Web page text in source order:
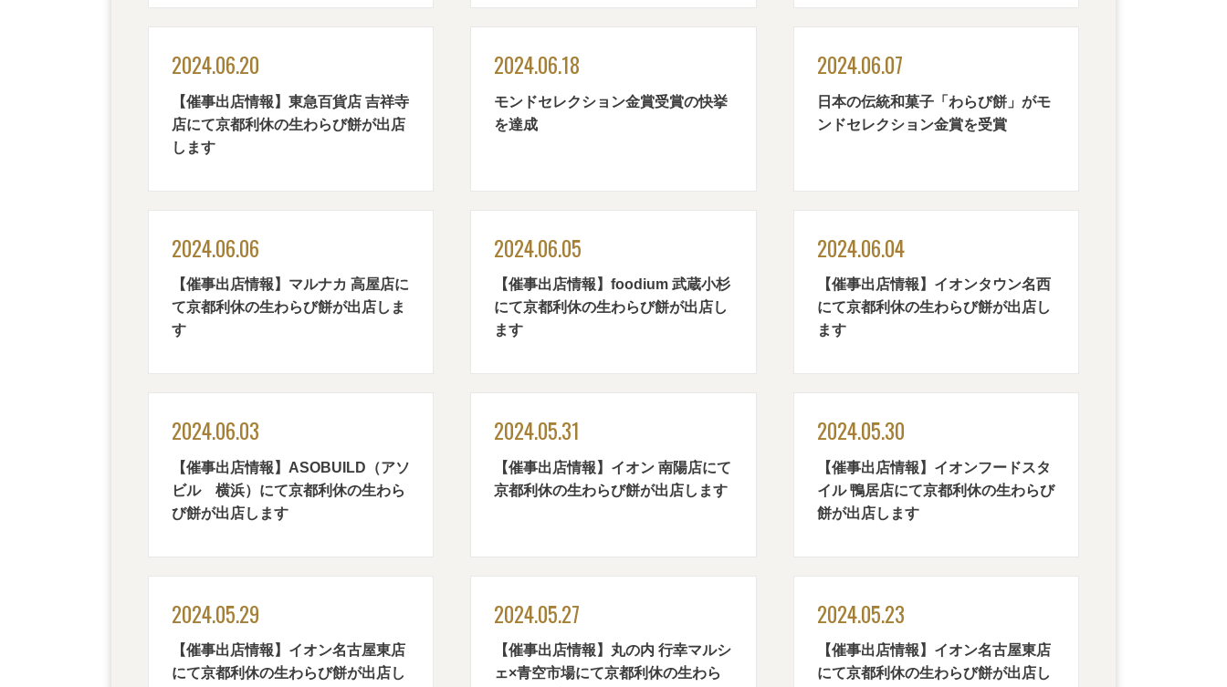
2024.06.20
【催事出店情報】東急百貨店 吉祥寺
店にて京都利休の生わらび餅が出店
します
2024.06.18
モンドセレクション金賞受賞の快挙
を達成
2024.06.07
日本の伝統和菓子「わらび餅」がモ
ンドセレクション金賞を受賞
2024.06.06
【催事出店情報】マルナカ 高屋店に
て京都利休の生わらび餅が出店しま
す
2024.06.05
【催事出店情報】foodium 武蔵小杉
にて京都利休の生わらび餅が出店し
ます
2024.06.04
【催事出店情報】イオンタウン名西
にて京都利休の生わらび餅が出店し
ます
2024.06.03
【催事出店情報】ASOBUILD（アソ
ビル 横浜）にて京都利休の生わら
び餅が出店します
2024.05.31
【催事出店情報】イオン 南陽店にて
京都利休の生わらび餅が出店します
2024.05.30
【催事出店情報】イオンフードスタ
イル 鴨居店にて京都利休の生わらび
餅が出店します
2024.05.29
【催事出店情報】イオン名古屋東店
にて京都利休の生わらび餅が出店し
2024.05.27
【催事出店情報】丸の内 行幸マルシ
ェ×青空市場にて京都利休の生わら
2024.05.23
【催事出店情報】イオン名古屋東店
にて京都利休の生わらび餅が出店し